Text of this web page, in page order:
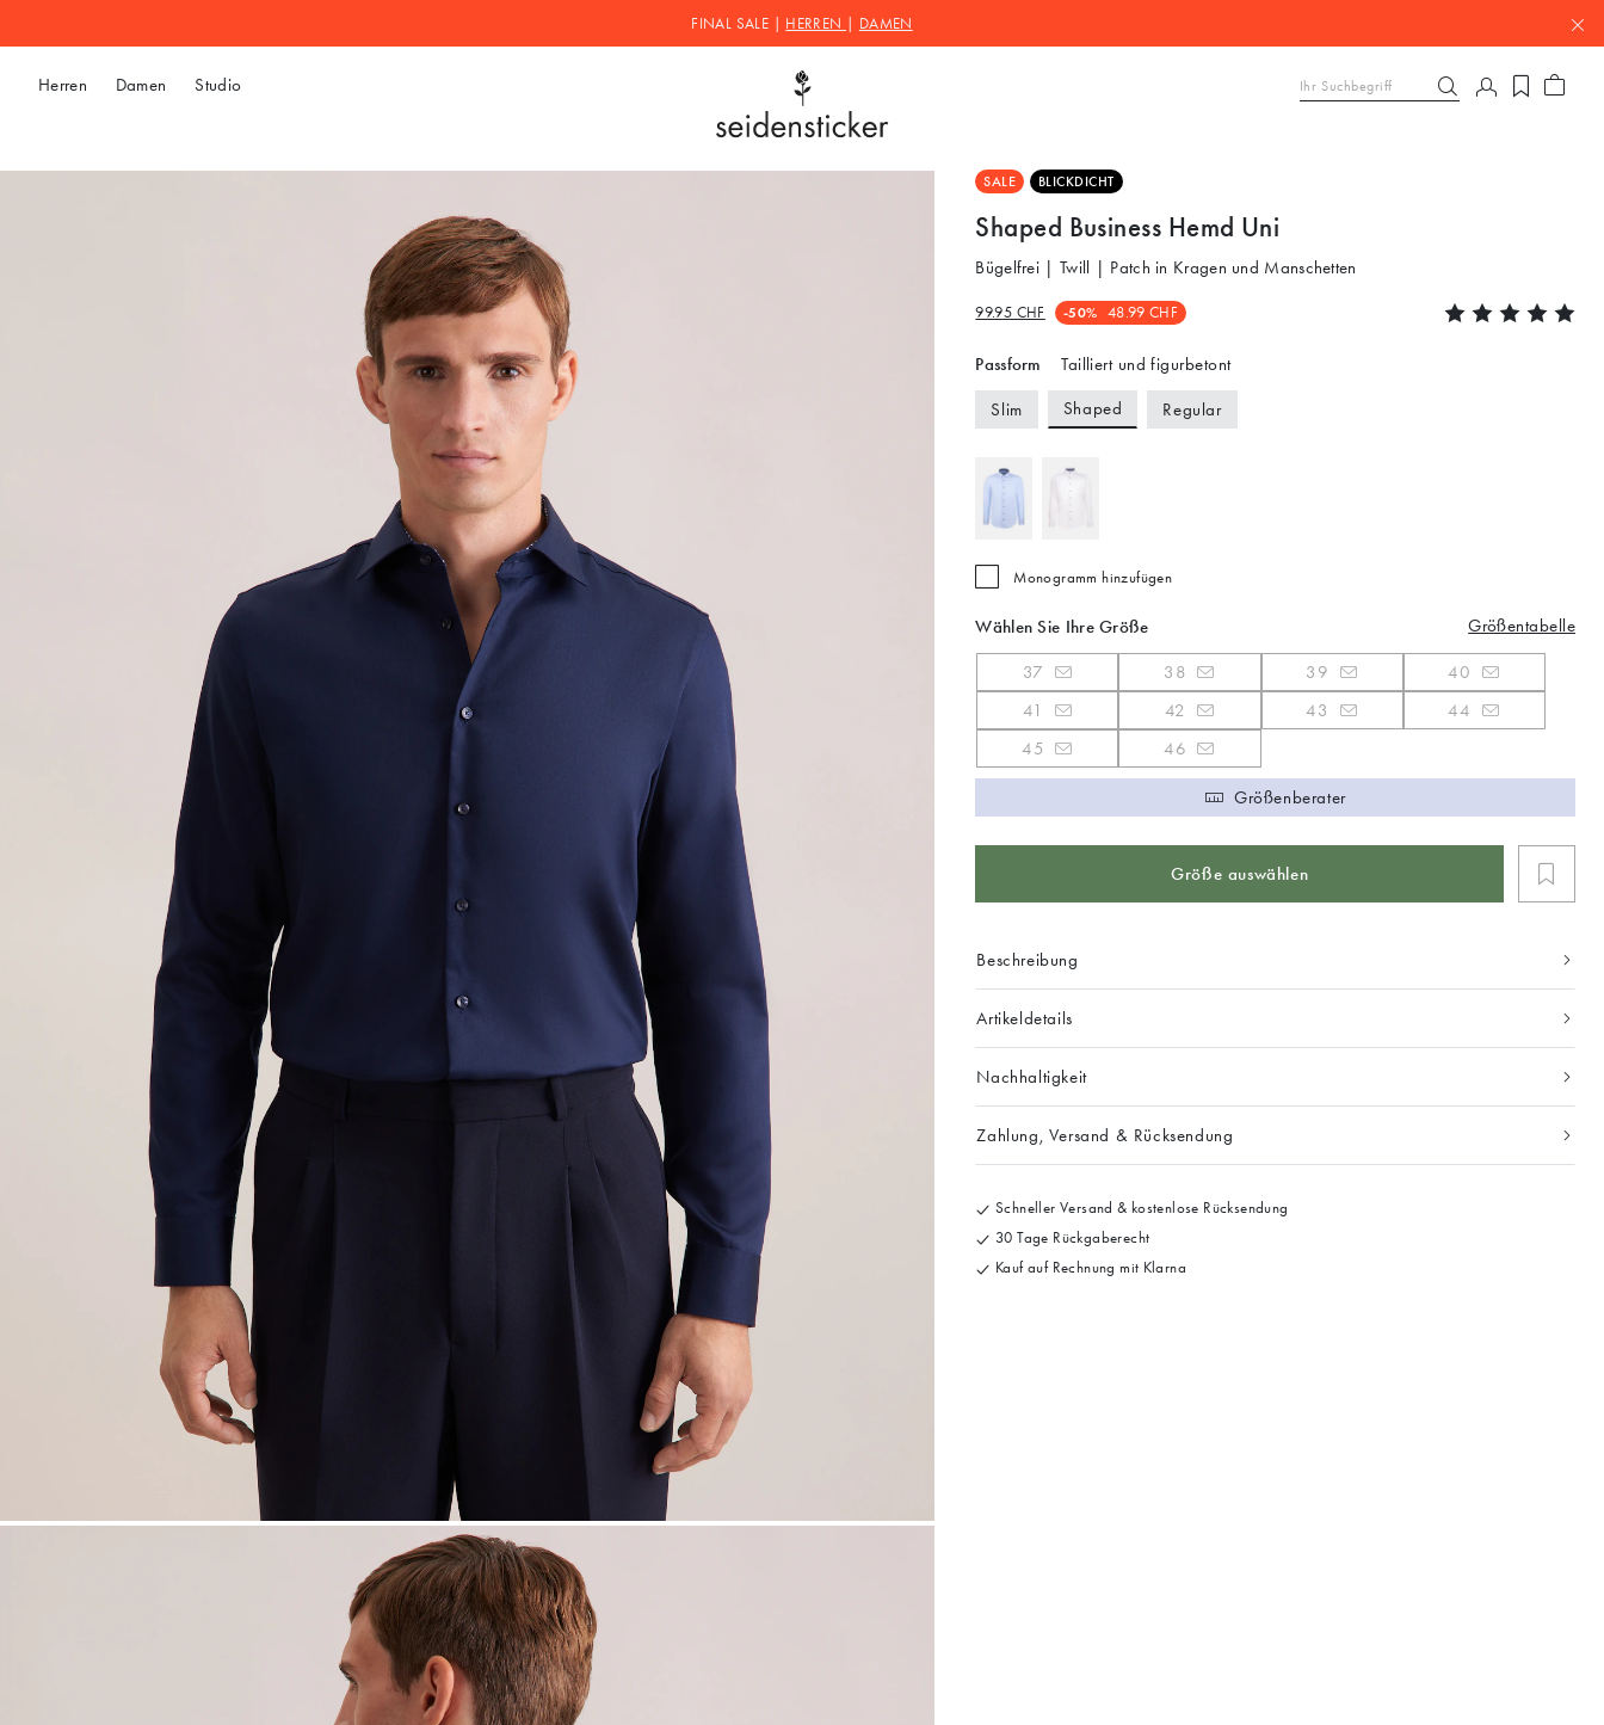
FINAL SALE | HERREN DAMEN
Herren Damen Studio
SALE BLICKDICHT
Shaped Business Hemd Uni
Bügelfrei | Twill | Patch in Kragen und Manschetten
99.95 CHF -50% 48.99 CHF
Passform Tailliert und figurbetont
Slim Shaped Regular
Monogramm hinzufügen
Wählen Sie Ihre Größe Größentabelle
37 38 39
40
41
42 43
44
45
46
Größenberater
Größe auswählen
Beschreibung
Artikeldetails
Nachhaltigkeit
Zahlung, Versand & Rücksendung
Schneller Versand & kostenlose Rücksendung
30 Tage Rückgaberecht
Kauf auf Rechnung mit Klarna